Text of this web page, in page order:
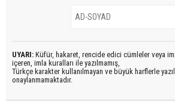
UYARI: Küfür, hakaret, rencide edici cümleler veya
içeren, imla kuralları ile yazılmamış,
Türkçe karakter kullanılmayan ve büyük harflerle
onaylanmamaktadır.